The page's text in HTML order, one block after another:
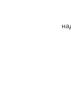
Упаковка:
Срок хранения: